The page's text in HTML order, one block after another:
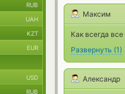
Максим
Как всегда
Развернуть (1)
Александр
RUB
UAH
KZT
EUR
USD
RUB